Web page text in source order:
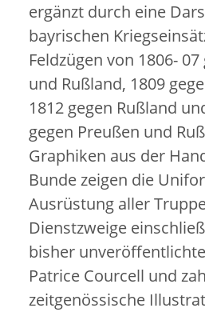
ergänzt durch eine
bayrischen
Feldzügen von 1806-
und Rußland, 1809
1812 gegen Rußland
gegen Preußen und
Graphiken aus der
Bunde zeigen die
Ausrüstung aller
Dienstzweige
bisher
Patrice Courcell und
zeitgenössische